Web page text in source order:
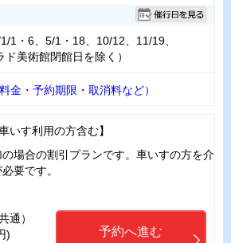
1・6、5/1・18、10/12、11/19、
美術館閉館日を除く）
金・予約期限・取消料など）
いす利用の方含む】
場合の割引プランです。車いすの方を介
要です。
通）
)
予約へ進む